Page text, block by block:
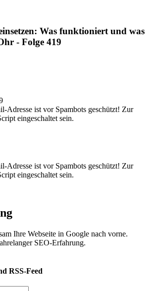
Was funktioniert und was
- Folge 419
Adresse ist vor Spambots geschützt! Zur
eingeschaltet sein.
Adresse ist vor Spambots geschützt! Zur
eingeschaltet sein.
Ihre Webseite in Google nach vorne.
SEO-Erfahrung.
RSS-Feed